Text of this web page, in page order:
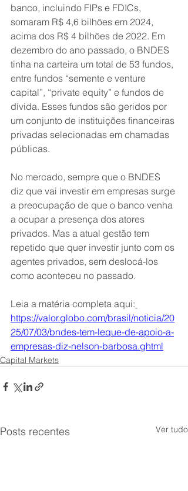
banco, incluindo FIPs e FDICs,
somaram R$ 4,6 bilhões em 2024,
acima dos R$ 4 bilhões de 2022. Em
dezembro do ano passado, o BNDES
tinha na carteira um total de 53 fundos,
entre fundos “semente e venture
capital”, “private equity” e fundos de
dívida. Esses fundos são geridos por
um conjunto de instituições financeiras
privadas selecionadas em chamadas
públicas.
No mercado, sempre que o BNDES
diz que vai investir em empresas surge
a preocupação de que o banco venha
a ocupar a presença dos atores
privados. Mas a atual gestão tem
repetido que quer investir junto com os
agentes privados, sem deslocá-los
como aconteceu no passado.
Leia a matéria completa aqui:
https://valor.globo.com/brasil/noticia/20
25/07/03/bndes-tem-leque-de-apoio-a-
empresas-diz-nelson-barbosa.ghtml
Capital Markets
Posts recentes Ver tudo